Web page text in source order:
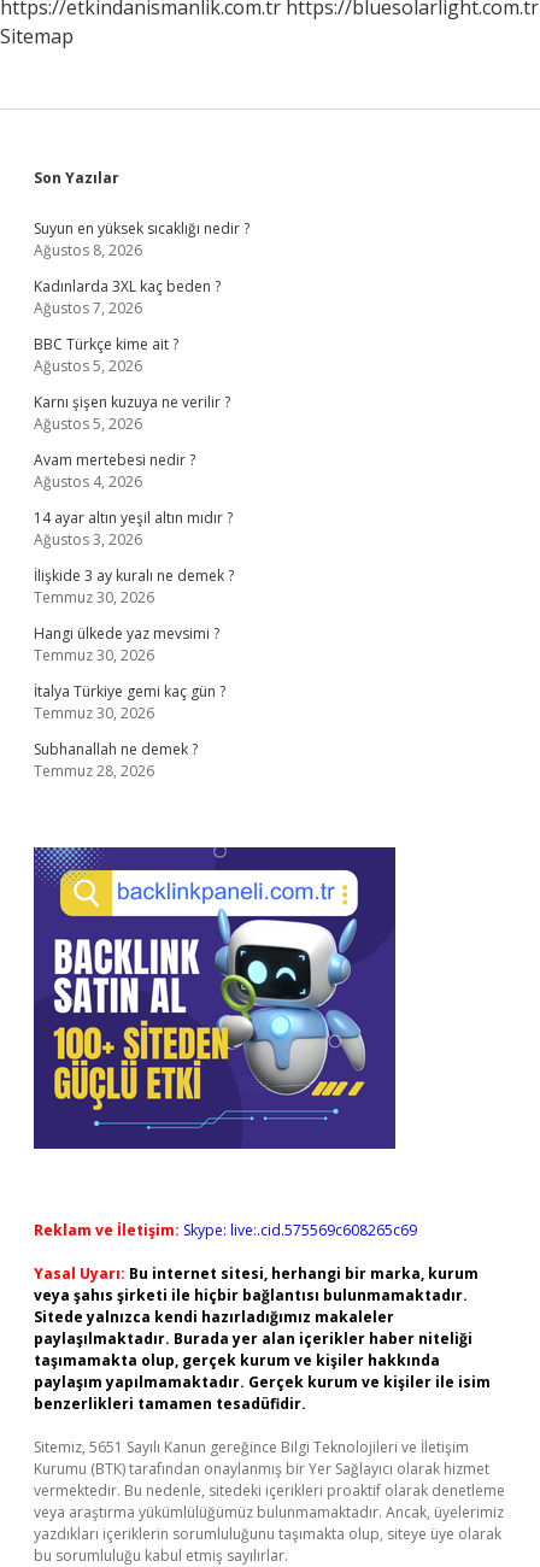
https://etkindanismanlik.com.tr https://bluesolarlight.com.tr
Sitemap
Sidebar
Son Yazılar
Suyun en yüksek sıcaklığı nedir ?
Ağustos 8, 2026
Kadınlarda 3XL kaç beden ?
Ağustos 7, 2026
BBC Türkçe kime ait ?
Ağustos 5, 2026
Karnı şişen kuzuya ne verilir ?
Ağustos 5, 2026
Avam mertebesi nedir ?
Ağustos 4, 2026
14 ayar altın yeşil altın mıdır ?
Ağustos 3, 2026
İlişkide 3 ay kuralı ne demek ?
Temmuz 30, 2026
Hangi ülkede yaz mevsimi ?
Temmuz 30, 2026
İtalya Türkiye gemi kaç gün ?
Temmuz 30, 2026
Subhanallah ne demek ?
Temmuz 28, 2026
Reklam ve İletişim: Skype: live:.cid.575569c608265c69
Yasal Uyarı: Bu internet sitesi, herhangi bir marka, kurum
veya şahıs şirketi ile hiçbir bağlantısı bulunmamaktadır.
Sitede yalnızca kendi hazırladığımız makaleler
paylaşılmaktadır. Burada yer alan içerikler haber niteliği
taşımamakta olup, gerçek kurum ve kişiler hakkında
paylaşım yapılmamaktadır. Gerçek kurum ve kişiler ile isim
benzerlikleri tamamen tesadüfidir.
Sitemiz, 5651 Sayılı Kanun gereğince Bilgi Teknolojileri ve İletişim
Kurumu (BTK) tarafından onaylanmış bir Yer Sağlayıcı olarak hizmet
vermektedir. Bu nedenle, sitedeki içerikleri proaktif olarak denetleme
veya araştırma yükümlülüğümüz bulunmamaktadır. Ancak, üyelerimiz
yazdıkları içeriklerin sorumluluğunu taşımakta olup, siteye üye olarak
bu sorumluluğu kabul etmiş sayılırlar.